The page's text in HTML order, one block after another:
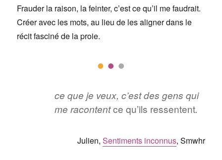
Frauder la raison, la feinter, c’est ce qu’il me faudrait.
Créer avec les mots, au lieu de les aligner dans le
récit fasciné de la proie.
ce que je veux, c’est des gens qui
me racontentce qu’ils ressentent.
Julien, Sentiments inconnus, Smwhr